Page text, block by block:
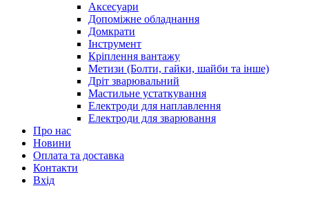
Аксесуари
Допоміжне обладнання
Домкрати
Інструмент
Кріплення вантажу
Метизи (Болти, гайки, шайби та інше)
Дріт зварювальний
Мастильне устаткування
Електроди для наплавлення
Електроди для зварювання
Про нас
Новини
Оплата та доставка
Контакти
Вхiд